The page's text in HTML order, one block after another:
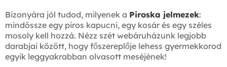
Bizonyára jól tudod, milyenek a Piroska jelmezek:
mindössze egy piros kapucni, egy kosár és egy széles
mosoly kell hozzá. Nézz szét webáruházunk legjobb
darabjai között, hogy főszereplője lehess gyermekkorod
egyik leggyakrabban olvasott meséjének!